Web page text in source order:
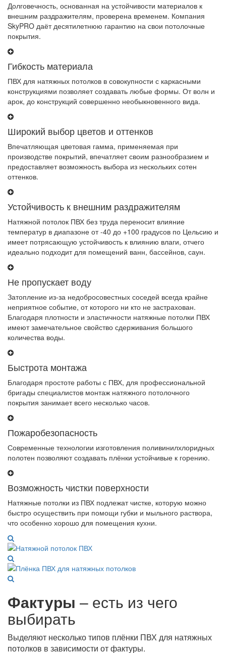
Долговечность, основанная на устойчивости материалов к
внешним раздражителям, проверена временем. Компания
SkyPRO даёт десятилетнюю гарантию на свои потолочные
покрытия.
Гибкость материала
ПВХ для натяжных потолков в совокупности с каркасными
конструкциями позволяет создавать любые формы. От волн и
арок, до конструкций совершенно необыкновенного вида.
Широкий выбор цветов и оттенков
Впечатляющая цветовая гамма, применяемая при
производстве покрытий, впечатляет своим разнообразием и
предоставляет возможность выбора из нескольких сотен
оттенков.
Устойчивость к внешним раздражителям
Натяжной потолок ПВХ без труда переносит влияние
температур в диапазоне от -40 до +100 градусов по Цельсию и
имеет потрясающую устойчивость к влиянию влаги, отчего
идеально подходит для помещений ванн, бассейнов, саун.
Не пропускает воду
Затопление из-за недобросовестных соседей всегда крайне
неприятное событие, от которого ни кто не застрахован.
Благодаря плотности и эластичности натяжные потолки ПВХ
имеют замечательное свойство сдерживания большого
количества воды.
Быстрота монтажа
Благодаря простоте работы с ПВХ, для профессиональной
бригады специалистов монтаж натяжного потолочного
покрытия занимает всего несколько часов.
Пожаробезопасность
Современные технологии изготовления поливинилхлоридных
полотен позволяют создавать плёнки устойчивые к горению.
Возможность чистки поверхности
Натяжные потолки из ПВХ подлежат чистке, которую можно
быстро осуществить при помощи губки и мыльного раствора,
что особенно хорошо для помещения кухни.
Фактуры – есть из чего
выбирать
Выделяют несколько типов плёнки ПВХ для натяжных
потолков в зависимости от фактуры.